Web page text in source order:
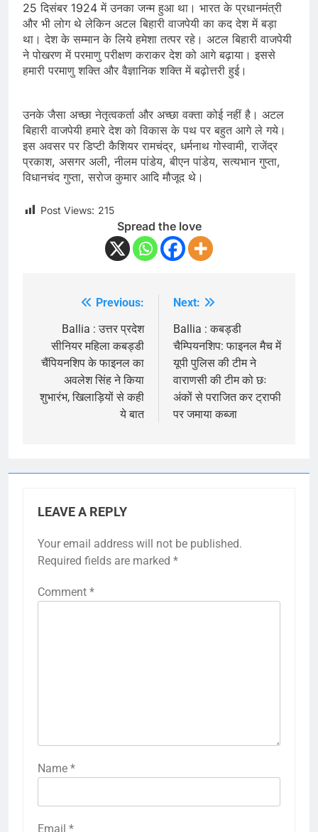
25 दिसंबर 1924 में उनका जन्म हुआ था। भारत के प्रधानमंत्री
और भी लोग थे लेकिन अटल बिहारी वाजपेयी का कद देश में बड़ा
था। देश के सम्मान के लिये हमेशा तत्पर रहे। अटल बिहारी वाजपेयी
ने पोखरण में परमाणु परीक्षण कराकर देश को आगे बढ़ाया। इससे
हमारी परमाणु शक्ति और वैज्ञानिक शक्ति में बढ़ोत्तरी हुई।
उनके जैसा अच्छा नेतृत्वकर्ता और अच्छा वक्ता कोई नहीं है। अटल
बिहारी वाजपेयी हमारे देश को विकास के पथ पर बहुत आगे ले गये।
इस अवसर पर डिप्टी कैशियर रामचंद्र, धर्मनाथ गोस्वामी, राजेंद्र
प्रकाश, असगर अली, नीलम पांडेय, बीएन पांडेय, सत्यभान गुप्ता,
विधानचंद गुप्ता, सरोज कुमार आदि मौजूद थे।
Post Views: 215
Spread the love
navigation
Previous:
Ballia : उत्तर प्रदेश
सीनियर महिला कबड्डी
चैंपियनशिप के फाइनल का
अवलेश सिंह ने किया
शुभारंभ, खिलाड़ियों से कही
ये बात
Next:
Ballia : कबड्डी
चैम्पियनशिप: फाइनल मैच में
यूपी पुलिस की टीम ने
वाराणसी की टीम को छः
अंकों से पराजित कर ट्राफी
पर जमाया कब्जा
LEAVE A REPLY
Your email address will not be published.
Required fields are marked *
Comment *
Name *
Email *